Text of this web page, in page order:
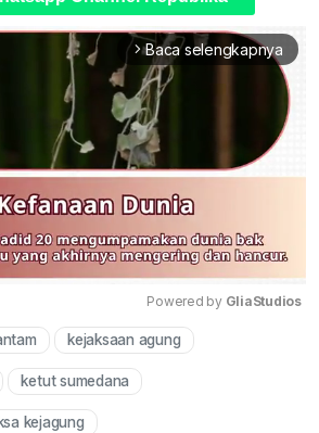
arrow_forward_ios Baca selengkapnya
Powered by GliaStudios
kejaksaan agung
ketut sumedana
kejagung